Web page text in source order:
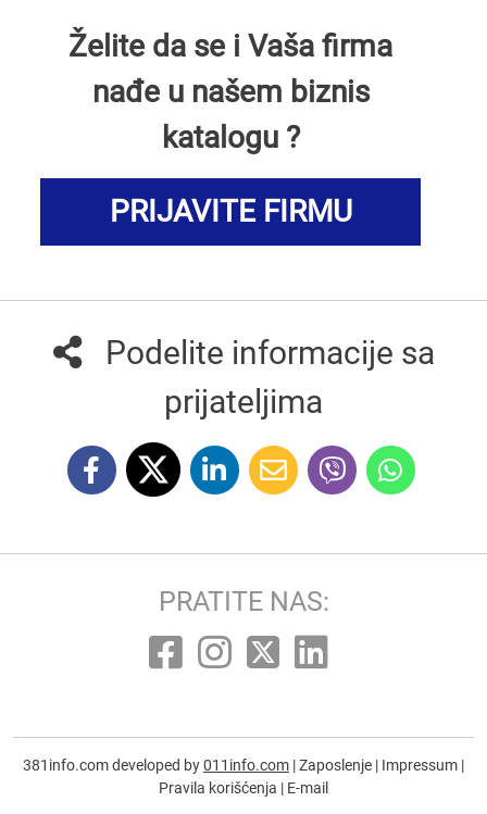
Želite da se i Vaša firma
nađe u našem biznis
katalogu ?
PRIJAVITE FIRMU
Podelite informacije sa
prijateljima
PRATITE NAS:
381info.com developed by011info.com |Zaposlenje | Impressum |
Pravila korišćenja | E-mail